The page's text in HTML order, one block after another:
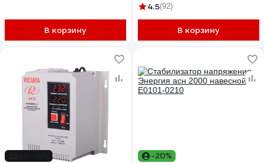
В корзину
индикация вход вых.
98%, 5 уровней защиты,
задержка, метал.корпус
4.5(92)
В корзину
-20%